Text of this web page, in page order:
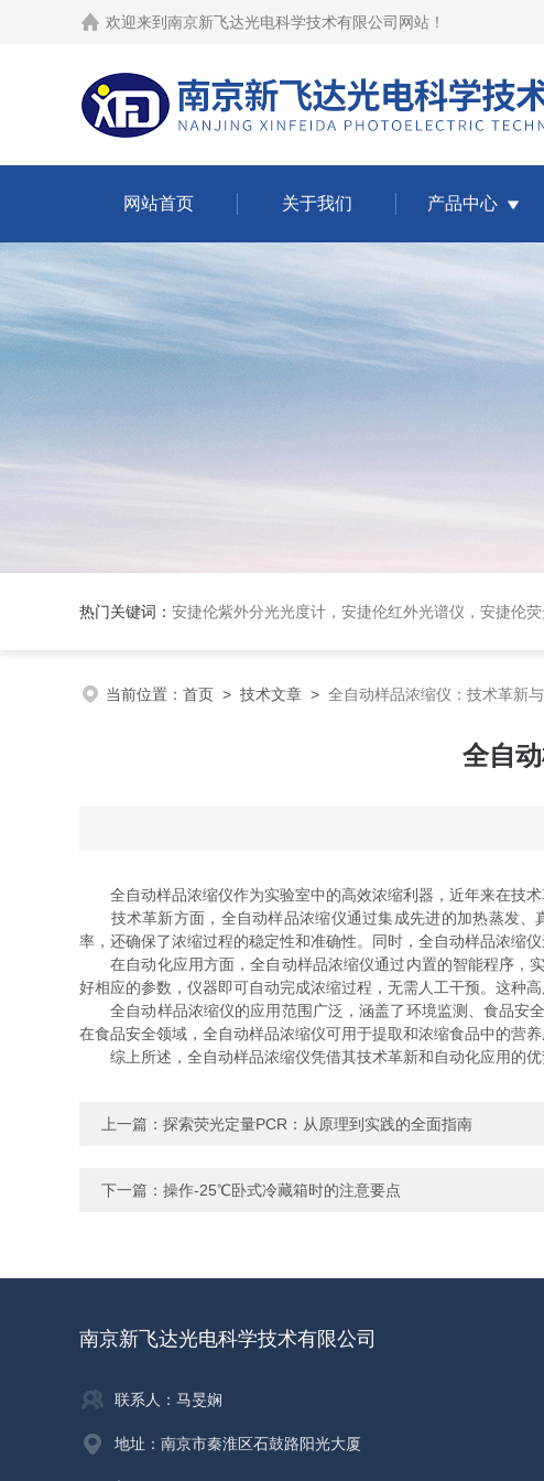
欢迎来到 南京新飞达光电科学技术有限公司网站 ！
网站首页 关于我们 产品中心
热门关键词： 安捷伦紫外分光光度计，安捷伦红外光谱仪，安捷伦荧光光谱仪，泰事达实验室冻干机，布鲁克台式顺磁共
当前位置： 首页 > 技术文章 > 全自动样品浓缩仪：技术革新
全自
全自动样品浓缩仪作为实验室中的高效浓缩利器，近年来在技术
技术革新方面，全自动样品浓缩仪通过集成先进的加热蒸发、
率，还确保了浓缩过程的稳定性和准确性。同时，全自动样品浓缩
在自动化应用方面，全自动样品浓缩仪通过内置的智能程序，实
好相应的参数，仪器即可自动完成浓缩过程，无需人工干预。这种
全自动样品浓缩仪的应用范围广泛，涵盖了环境监测、食品安全
在食品安全领域，全自动样品浓缩仪可用于提取和浓缩食品中的营
综上所述，全自动样品浓缩仪凭借其技术革新和自动化应用的优
上一篇： 探索荧光定量PCR：从原理到实践的全面指南
下一篇： 操作-25℃卧式冷藏箱时的注意要点
南京新飞达光电科学技术有限公司
联系人：马旻娴
地址：南京市秦淮区石鼓路阳光大厦